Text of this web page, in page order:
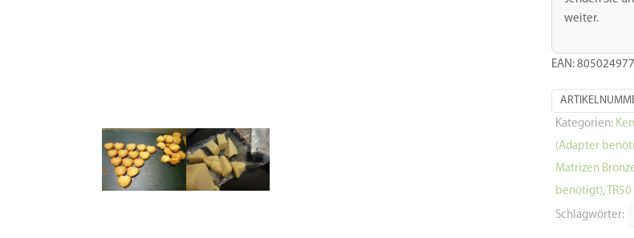
weiter.
EAN:
Kategorien:
(Adapter
Matrizen
benötigt),
Schlagwörter: